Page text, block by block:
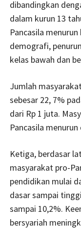
dibandingkan
dalam kurun 13
Pancasila
demografi,
kelas bawah dan
Jumlah
sebesar 22, 7%
dari Rp 1 juta.
Pancasila
Ketiga, berdasar
masyarakat pro-
pendidikan mulai
dasar sampai
sampai 10,2%.
bersyariah